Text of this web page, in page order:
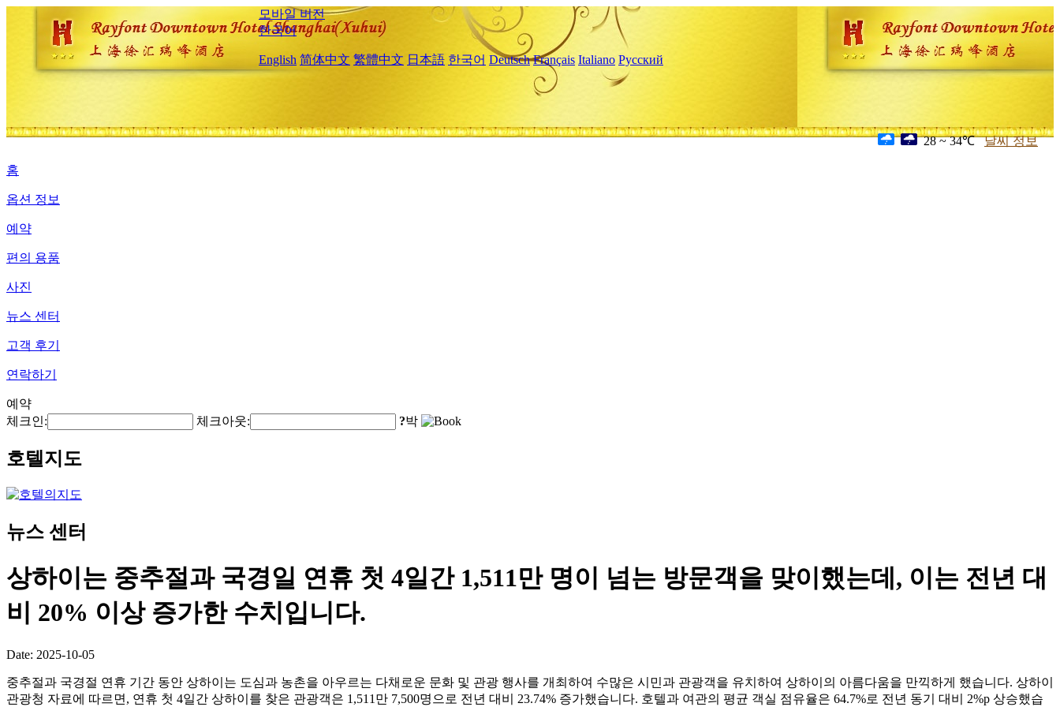
모바일 버전
한국어
English 简体中文 繁體中文 日本語 한국어 Deutsch Français Italiano Русский
28 ~ 34℃ 날씨 정보
홈
옵션 정보
예약
편의 용품
사진
뉴스 센터
고객 후기
연락하기
예약
체크인:
체크아웃: ?박
호텔지도
뉴스 센터
상하이는 중추절과 국경일 연휴 첫 4일간 1,511만 명이 넘는 방문객을 맞이했는데, 이는 전년 대
비 20% 이상 증가한 수치입니다.
Date: 2025-10-05
중추절과 국경절 연휴 기간 동안 상하이는 도심과 농촌을 아우르는 다채로운 문화 및 관광 행사를 개최하여 수많은 시민과 관광객을 유치하여 상하이의 아름다움을 만끽하게 했습니다. 상하이
관광청 자료에 따르면, 연휴 첫 4일간 상하이를 찾은 관광객은 1,511만 7,500명으로 전년 대비 23.74% 증가했습니다. 호텔과 여관의 평균 객실 점유율은 64.7%로 전년 동기 대비 2%p 상승했습